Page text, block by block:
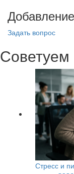
Задать вопрос
Советуем
Стресс и